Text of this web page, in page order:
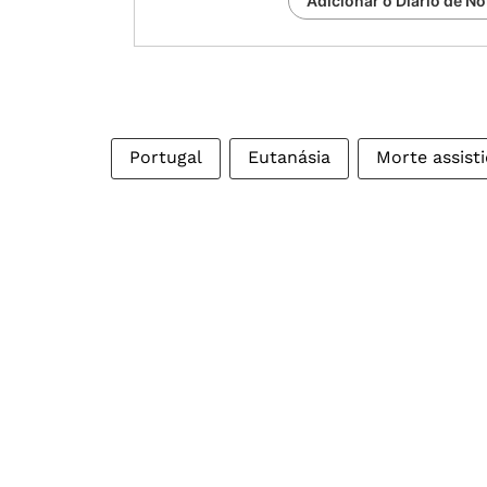
Portugal Eutanásia Morte